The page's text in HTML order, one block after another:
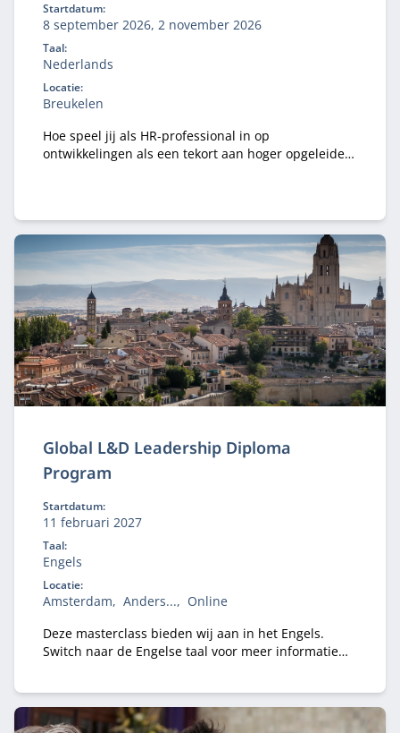
Startdatum:
8 september 2026, 2 november 2026
Taal:
Nederlands
Locatie:
Breukelen
Hoe speel jij als HR-professional in op
ontwikkelingen als een tekort aan hoger opgeleiden
Global L&D Leadership Diploma
Program
Startdatum:
11 februari 2027
Taal:
Engels
Locatie:
Amsterdam Anders...
Online
Deze masterclass bieden wij aan in het Engels.
Switch naar de Engelse taal voor meer informatie